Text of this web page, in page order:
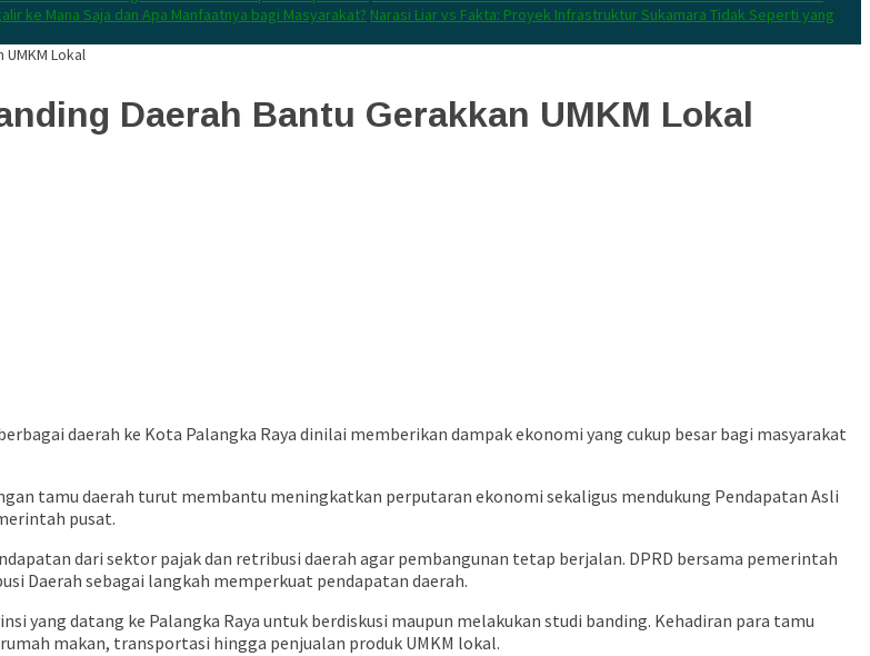
ke Mana Saja dan Apa Manfaatnya bagi Masyarakat? Narasi Liar vs Fakta: Proyek Infrastruktur Sukamara Tidak Seperti yang
UMKM Lokal
Daerah Bantu Gerakkan UMKM Lokal
daerah ke Kota Palangka Raya dinilai memberikan dampak ekonomi yang cukup besar bagi masyarakat
tamu daerah turut membantu meningkatkan perputaran ekonomi sekaligus mendukung Pendapatan Asli
pusat.
dari sektor pajak dan retribusi daerah agar pembangunan tetap berjalan. DPRD bersama pemerintah
Daerah sebagai langkah memperkuat pendapatan daerah.
yang datang ke Palangka Raya untuk berdiskusi maupun melakukan studi banding. Kehadiran para tamu
makan, transportasi hingga penjualan produk UMKM lokal.